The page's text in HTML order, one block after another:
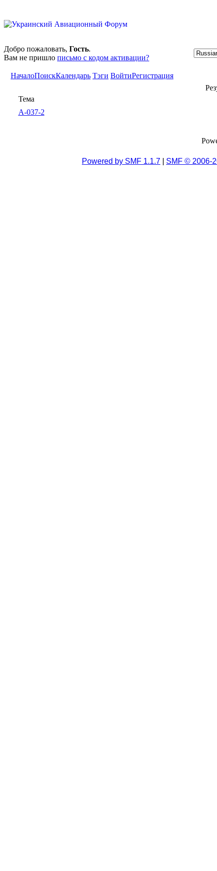
Добро пожаловать, Гость.
Вам не пришло письмо с кодом активации?
НачалоПоискКалендарь Тэги ВойтиРегистрация
Тема
А-037-2
Powered by SMF 1.1.7 SMF © 2006-